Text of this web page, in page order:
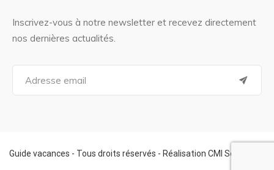
Inscrivez-vous à notre newsletter et recevez directement
nos dernières actualités.
a
f
o
Guide vacances - Tous droits réservés - Réalisation CMI Services